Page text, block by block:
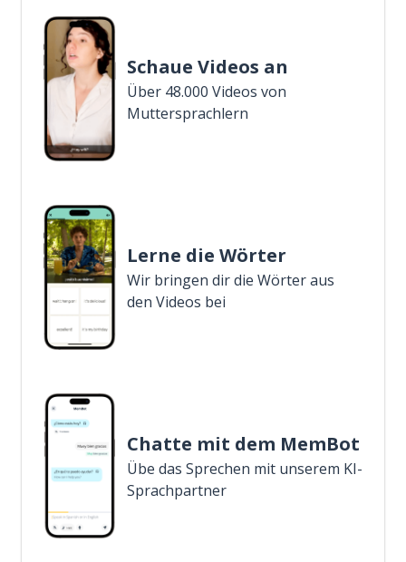
Schaue Videos an
Über 48.000 Videos von
Muttersprachlern
Lerne die Wörter
Wir bringen dir die Wörter aus
den Videos bei
Chatte mit dem MemBot
Übe das Sprechen mit unserem KI-
Sprachpartner